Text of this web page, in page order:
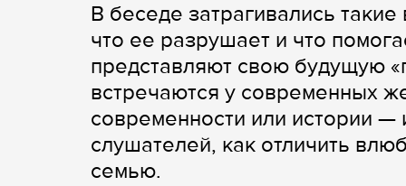
В беседе затрагивались
что ее разрушает и что
представляют свою будущую
встречаются у современных
современности или истории
слушателей, как отличить
семью.